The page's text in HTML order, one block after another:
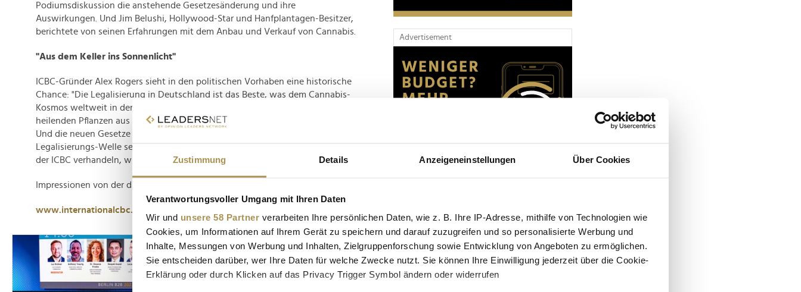
Zustimmung Details Anzeigeneinstellungen Über Cookies
Verantwortungsvoller Umgang mit Ihren Daten
Wir und unsere 58 Partner verarbeiten Ihre persönlichen Daten, wie z. B. Ihre IP-Adresse, mithilfe von Technologien wie
Cookies, um Informationen auf Ihrem Gerät zu speichern und darauf zuzugreifen und so personalisierte Werbung und
Inhalte, Messungen von Werbung und Inhalten, Zielgruppenforschung sowie Entwicklung von Angeboten zu ermöglichen.
Sie entscheiden darüber, wer Ihre Daten für welche Zwecke nutzt. Sie können Ihre Einwilligung jederzeit über die Cookie-
Erklärung oder durch Klicken auf das Privacy Trigger Symbol ändern oder widerrufen
Podiumsdiskussion die anstehende Gesetzesänderung und ihre
Auswirkungen. Und Jim Belushi, Hollywood-Star und Hanfplantagen-Besitzer,
berichtete von seinen Erfahrungen mit dem Anbau und Verkauf von Cannabis.
"Aus dem Keller ins Sonnenlicht"
ICBC-Gründer Alex Rogers sieht in den politischen Vorhaben eine historische
Chance: "Die Legalisierung in Deutschland ist das Beste, was dem Cannabis-
Kosmos weltweit in den letzten zehn Jahren passiert ist. Endlich werden die
heilenden Pflanzen aus den UV-Lampen in Kellern ins Sonnenlicht gerückt.
Und die neuen Gesetze werden nur der Anfang einer europäischen
Legalisierungs-Welle sein. Was die Stakeholder der Industrie dieses Jahr auf
der ICBC verhandeln, wird nachhaltige Folgen haben."
Impressionen von der diesjährigen ICBC finden Sie in unserer
www.internationalcbc.com
Advertisement